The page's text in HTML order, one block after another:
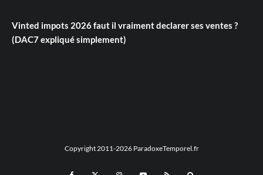
Vinted impots 2026 faut il vraiment declarer ses ventes ?
(DAC7 expliqué simplement)
Copyright 2011-2026 ParadoxeTemporel.fr